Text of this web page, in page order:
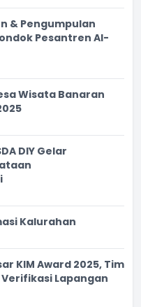
& Pengumpulan
Pesantren Al-
Wisata Banaran
DIY Gelar
Kalurahan
KIM Award 2025, Tim
Lapangan